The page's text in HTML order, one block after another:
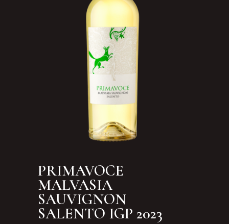
PRIMAVOCE
MALVASIA
SAUVIGNON
SALENTO IGP 2023